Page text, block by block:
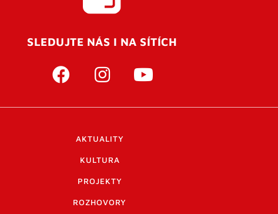
SLEDUJTE NÁS I NA SÍTÍCH
AKTUALITY
KULTURA
PROJEKTY
ROZHOVORY